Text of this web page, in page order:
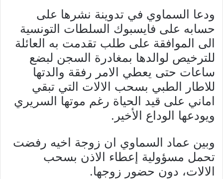
ودعا السماوي في تدوينة نشرها على
حسابه على فايسبوك السلطات التونسية
الى الموافقة على طلب تقدمت به العائلة
للترخيص لوالدها بمغادرة السجن لبضع
ساعات حتى يعطي الامر رفقة والدتها
للاطار الطبي بسحب الالات التي تبقي
اماني على قيد الحياة رغم موتها السريري
ويودعها الوداع الأخير.
وبين عماد السماوي ان زوجة اخيه رفضت
تحمل مسؤولية إعطاء الاذن بسحب
الالات، دون حضور زوجها.